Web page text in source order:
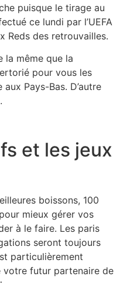
puisque le tirage au
ce lundi par l’UEFA
Reds des retrouvailles.
la même que la
pour vous les
Pays-Bas. D’autre
et les jeux
boissons, 100
mieux gérer vos
à le faire. Les paris
seront toujours
particulièrement
votre futur partenaire de